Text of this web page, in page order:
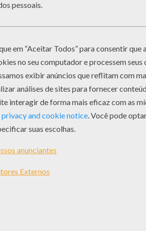
com um lápis, como